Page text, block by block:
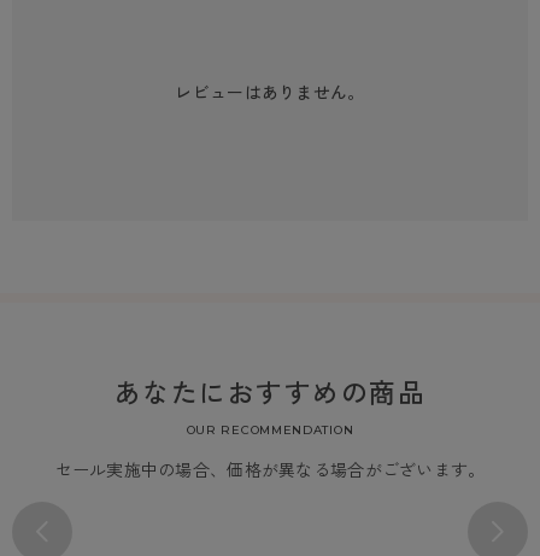
レビューはありません。
あなたにおすすめの商品
OUR RECOMMENDATION
セール実施中の場合、価格が異なる場合がございます。